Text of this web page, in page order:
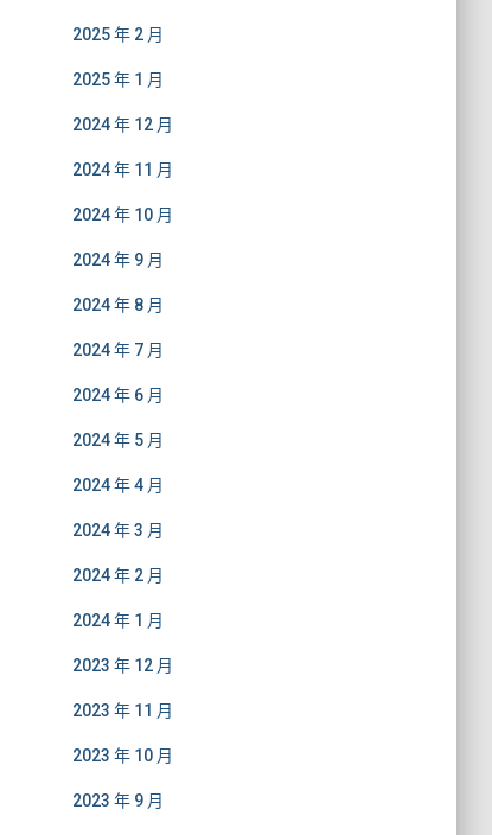
2025 年 2 月
2025 年 1 月
2024 年 12 月
2024 年 11 月
2024 年 10 月
2024 年 9 月
2024 年 8 月
2024 年 7 月
2024 年 6 月
2024 年 5 月
2024 年 4 月
2024 年 3 月
2024 年 2 月
2024 年 1 月
2023 年 12 月
2023 年 11 月
2023 年 10 月
2023 年 9 月